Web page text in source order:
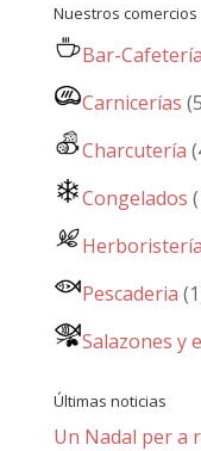
Nuestros comercios
Bar-Cafetería
Carnicerías
Charcutería
Congelados
Herboristería
Pescaderia
Salazones y
Últimas noticias
Un Nadal per a